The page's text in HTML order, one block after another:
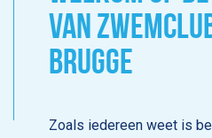
VAN
BRUGGE
Zoals iedereen weet is